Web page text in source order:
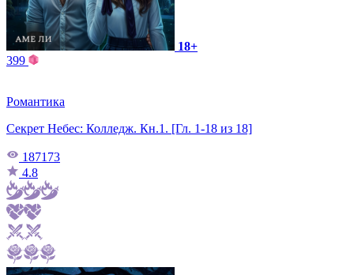
18+
399
Романтика
Секрет Небес: Колледж. Кн.1. [Гл. 1-18 из 18]
187173
4.8